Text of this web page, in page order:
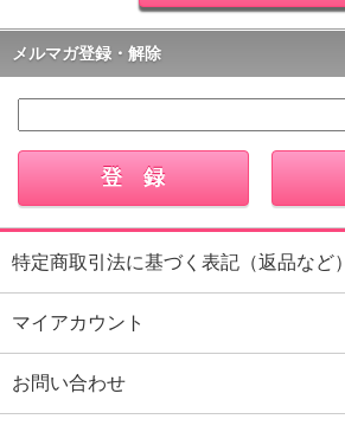
メルマガ登録・解除
特定商取引法に基づく表記（返品など）
マイアカウント
お問い合わせ